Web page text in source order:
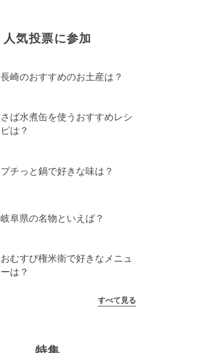
人気投票に参加
長崎のおすすめのお土産は？
さば水煮缶を使うおすすめレシ
ピは？
プチっと鍋で好きな味は？
岐阜県の名物といえば？
おむすび権米衛で好きなメニュ
ーは？
すべて見る